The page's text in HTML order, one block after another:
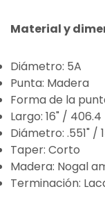
Material y
Diámetro: 5A
Punta: Madera
Forma de la
Largo: 16" /
Diámetro: .551" /
Taper: Corto
Madera: Nogal
Terminación: